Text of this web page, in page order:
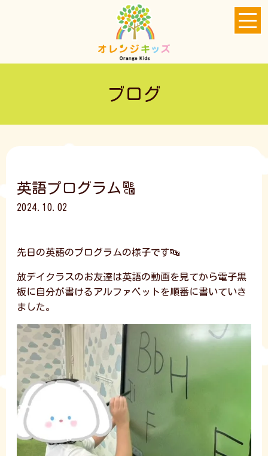
ブログ
英語プログラム🔠
2024.10.02
先日の英語のプログラムの様子です🔤
放デイクラスのお友達は英語の動画を見てから電子黒
板に自分が書けるアルファベットを順番に書いていき
ました。